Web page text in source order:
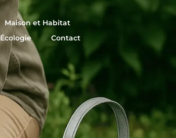
Maison et Habitat
Écologie Contact